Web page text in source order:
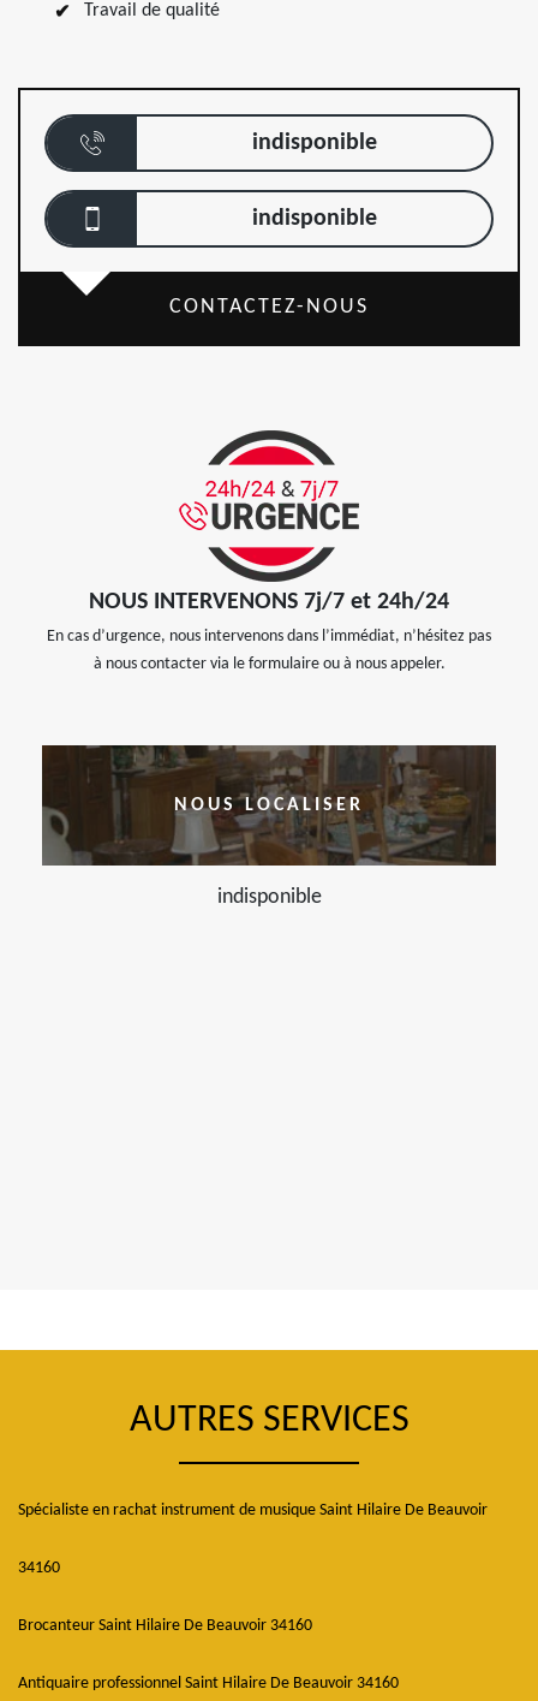
Travail de qualité
indisponible
indisponible
CONTACTEZ-NOUS
NOUS INTERVENONS 7j/7 et 24h/24
En cas d’urgence, nous intervenons dans l’immédiat, n’hésitez pas
à nous contacter via le formulaire ou à nous appeler.
NOUS LOCALISER
indisponible
AUTRES SERVICES
Spécialiste en rachat instrument de musique Saint Hilaire De Beauvoir
34160
Brocanteur Saint Hilaire De Beauvoir 34160
Antiquaire professionnel Saint Hilaire De Beauvoir 34160